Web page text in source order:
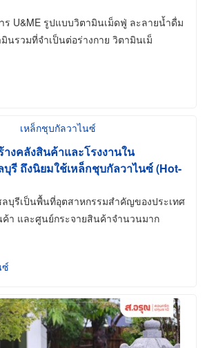
U&ME รูปแบบวิตามินเม็ดฟู่ ละลายน้ำดื่ม
นรวมที่จำเป็นต่อร่างกาย วิตามินเม็
งคลังสินค้าและโรงงานใน
รี ถึงนิยมใช้เหล็กชุบกัลวาไนซ์ (Hot-
บุรีเป็นพื้นที่อุตสาหกรรมสำคัญของประเทศ
ค้า และศูนย์กระจายสินค้าจำนวนมาก
ซ์